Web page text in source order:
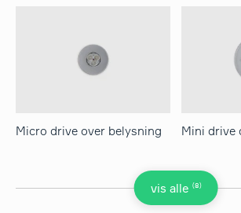
vis alle (8)
Micro drive over belysning Mini drive